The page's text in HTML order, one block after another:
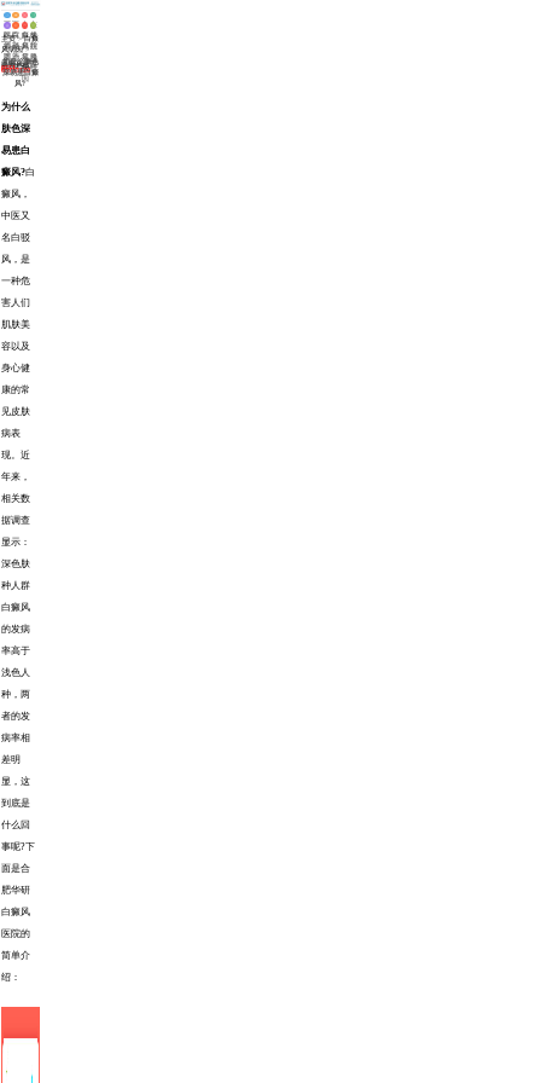
网
站
首
页
医
院
动
态
白
癜
风
症
状
在
线
挂
号
医
师
团
队
白
斑
治
疗
白
癜
风
病
因
来
院
路
线
主页>白癜
风病因>
为什么肤色
深易患白癜
风?
来源：华研白癜风医院
咨询热线
0551-65733120
为什么
肤色深
易患白
癜风?白
癜风，
中医又
名白驳
风，是
一种危
害人们
肌肤美
容以及
身心健
康的常
见皮肤
病表
现。近
年来，
相关数
据调查
显示：
深色肤
种人群
白癜风
的发病
率高于
浅色人
种，两
者的发
病率相
差明
显，这
到底是
什么回
事呢?下
面是合
肥华研
白癜风
医院的
简单介
绍：